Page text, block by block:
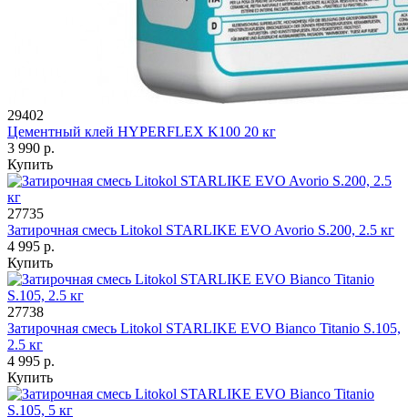
29402
Цементный клей HYPERFLEX K100 20 кг
3 990 р.
Купить
27735
Затирочная смесь Litokol STARLIKE EVO Avorio S.200, 2.5 кг
4 995 р.
Купить
27738
Затирочная смесь Litokol STARLIKE EVO Bianco Titanio S.105,
2.5 кг
4 995 р.
Купить